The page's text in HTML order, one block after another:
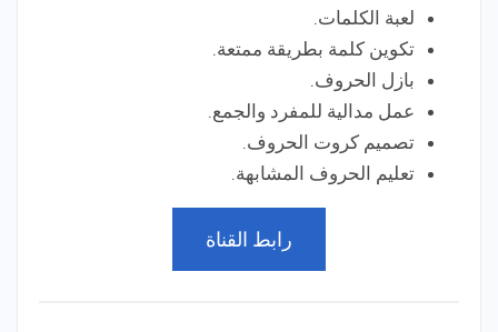
لعبة الكلمات.
تكوين كلمة بطريقة ممتعة.
بازل الحروف.
عمل مدالية للمفرد والجمع.
تصميم كروت الحروف.
تعليم الحروف المشابهة.
رابط القناة